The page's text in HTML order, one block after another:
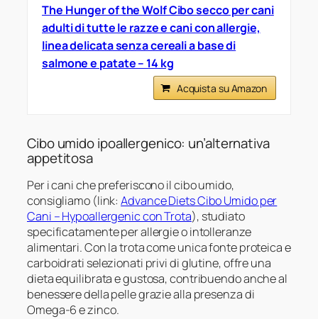
The Hunger of the Wolf Cibo secco per cani
adulti di tutte le razze e cani con allergie,
linea delicata senza cereali a base di
salmone e patate – 14 kg
Acquista su Amazon
Cibo umido ipoallergenico: un’alternativa
appetitosa
Per i cani che preferiscono il cibo umido,
consigliamo (link:Advance Diets Cibo Umido per
Cani – Hypoallergenic con Trota), studiato
specificatamente per allergie o intolleranze
alimentari. Con la trota come unica fonte proteica e
carboidrati selezionati privi di glutine, offre una
dieta equilibrata e gustosa, contribuendo anche al
benessere della pelle grazie alla presenza di
Omega-6 e zinco.